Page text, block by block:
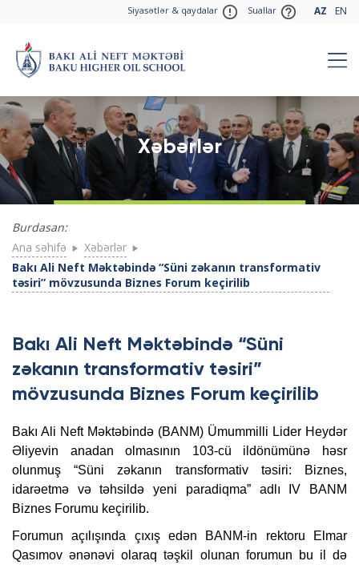
Siyasətlər & qaydalar Suallar AZ EN
Xəbərlər
Burdasan:
Ana səhifə
Xəbərlər
Bakı Ali Neft Məktəbində “Süni zəkanın transformativ
təsiri” mövzusunda Biznes Forum keçirilib
Bakı Ali Neft Məktəbində “Süni
zəkanın transformativ təsiri”
mövzusunda Biznes Forum keçirilib
Bakı Ali Neft Məktəbində (BANM) Ümummilli Lider Heydər
Əliyevin anadan olmasının 103-cü ildönümünə həsr
olunmuş “Süni zəkanın transformativ təsiri: Biznes,
idarəetmə və təhsildə yeni paradiqma” adlı IV BANM
Biznes Forumu keçirilib.
Forumun açılışında çıxış edən BANM-in rektoru Elmar
Qasımov ənənəvi olaraq təşkil olunan forumun bu il də